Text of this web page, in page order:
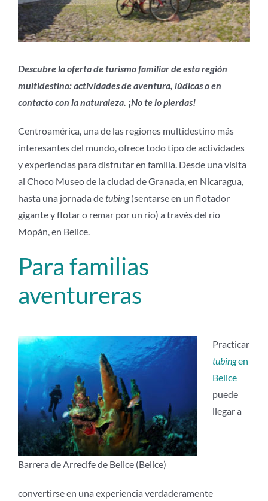
Descubre la oferta de turismo familiar de esta región
multidestino: actividades de aventura, lúdicas o en
contacto con la naturaleza. ¡No te lo pierdas!
Centroamérica, una de las regiones multidestino más
interesantes del mundo, ofrece todo tipo de actividades
y experiencias para disfrutar en familia. Desde una visita
al Choco Museo de la ciudad de Granada, en Nicaragua,
hasta una jornada detubing(sentarse en un flotador
gigante y flotar o remar por un río) a través del río
Mopán, en Belice.
Para familias
aventureras
Barrera de Arrecife de Belice (Belice)
Practicar
tubingen
Belice
puede
llegar a
convertirse en una experiencia verdaderamente